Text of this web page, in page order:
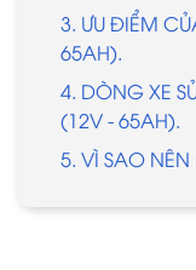
3. ƯU ĐIỂM
65AH).
4. DÒNG XE
(12V - 65AH).
5. VÌ SAO